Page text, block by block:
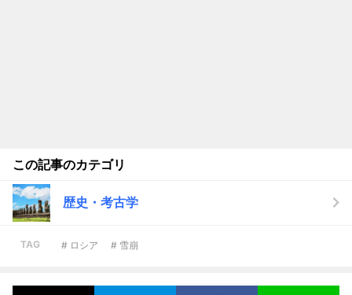
この記事のカテゴリ
歴史・考古学
TAG # ロシア # 雪崩